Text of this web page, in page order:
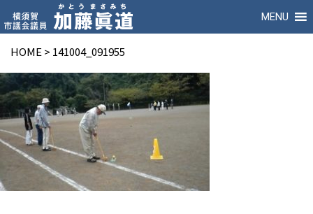
MENU
HOME > 141004_091955